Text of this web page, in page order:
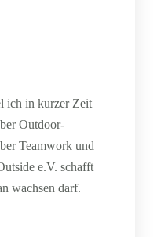
ich in kurzer Zeit
Outdoor-
Teamwork und
e.V. schafft
wachsen darf.